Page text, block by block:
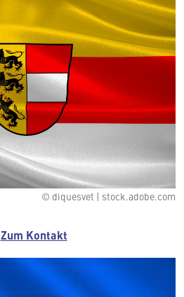
© diquesvet | stock.adobe.com
Zum Kontakt